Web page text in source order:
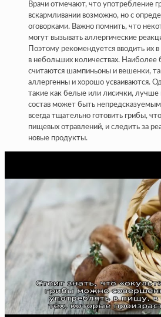
Врачи отмечают, что употребление
вскармливании возможно, но с
оговорками. Важно помнить, что
могут вызывать аллергические
Поэтому рекомендуется вводить их
в небольших количествах. Наиболее
считаются шампиньоны и вешенки,
аллергенны и хорошо усваиваются.
такие как белые или лисички, лучше
состав может быть
всегда тщательно готовить грибы,
пищевых отравлений, и следить за
новые продукты.